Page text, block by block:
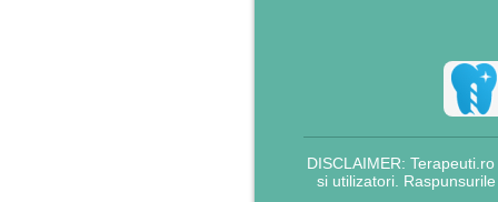
DISCLAIMER:
si utilizatori.